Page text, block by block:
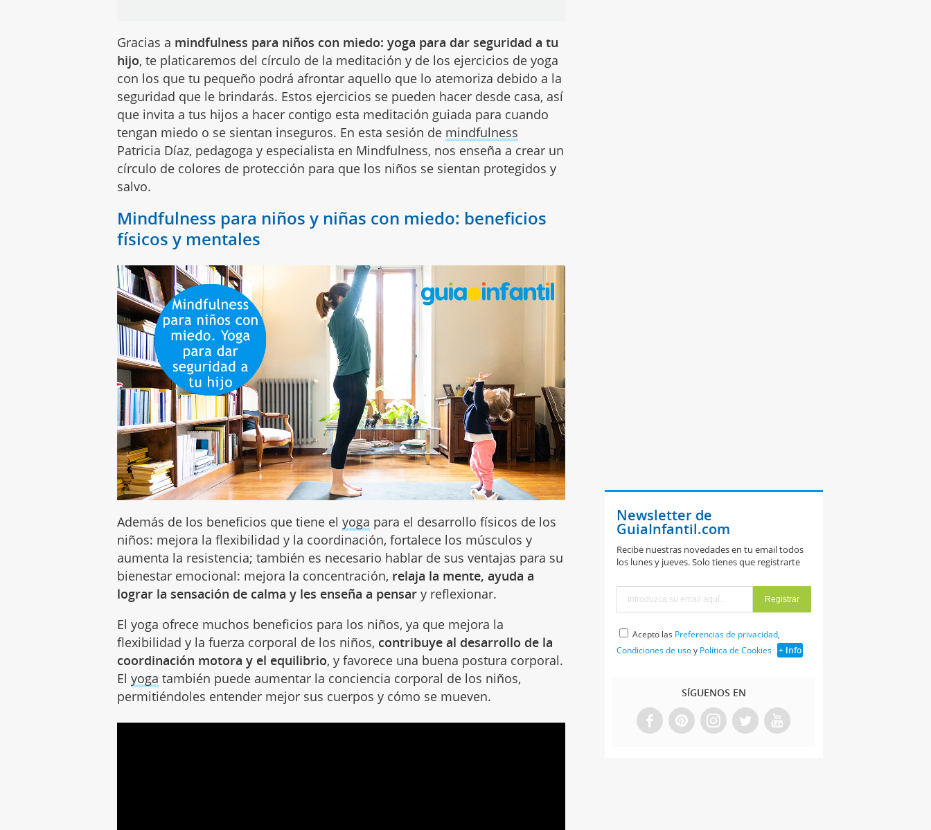
Gracias a mindfulness para niños con miedo: yoga para dar seguridad a tu
hijo, te platicaremos del círculo de la meditación y de los ejercicios de yoga
con los que tu pequeño podrá afrontar aquello que lo atemoriza debido a la
seguridad que le brindarás. Estos ejercicios se pueden hacer desde casa, así
que invita a tus hijos a hacer contigo esta meditación guiada para cuando
tengan miedo o se sientan inseguros. En esta sesión de mindfulness
Patricia Díaz, pedagoga y especialista en Mindfulness, nos enseña a crear un
círculo de colores de protección para que los niños se sientan protegidos y
salvo.
Mindfulness para niños y niñas con miedo: beneficios
físicos y mentales
Además de los beneficios que tiene elyoga para el desarrollo físicos de los
niños: mejora la flexibilidad y la coordinación, fortalece los músculos y
aumenta la resistencia; también es necesario hablar de sus ventajas para su
bienestar emocional: mejora la concentración, relaja la mente, ayuda a
lograr la sensación de calma y les enseña a pensar y reflexionar.
El yoga ofrece muchos beneficios para los niños, ya que mejora la
flexibilidad y la fuerza corporal de los niños, contribuye al desarrollo de la
coordinación motora y el equilibrio, y favorece una buena postura corporal.
Elyoga también puede aumentar la conciencia corporal de los niños,
permitiéndoles entender mejor sus cuerpos y cómo se mueven.
Newsletter de
GuiaInfantil.com
Recibe nuestras novedades en tu email todos
los lunes y jueves. Solo tienes que registrarte
Acepto las Preferencias de privacidad,
Condiciones de usoy Política de Cookies + Info
SÍGUENOS EN